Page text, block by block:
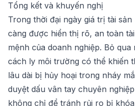
Tổng kết và khuyến nghị
Trong thời đại ngày giá trị tài
càng được hiển thị rõ, an toàn
mệnh của doanh nghiệp. Bỏ qua
cách ly môi trường có thể khiến
lâu dài bị hủy hoại trong nháy
duyệt dấu vân tay chuyên
không chỉ để tránh rủi ro bị